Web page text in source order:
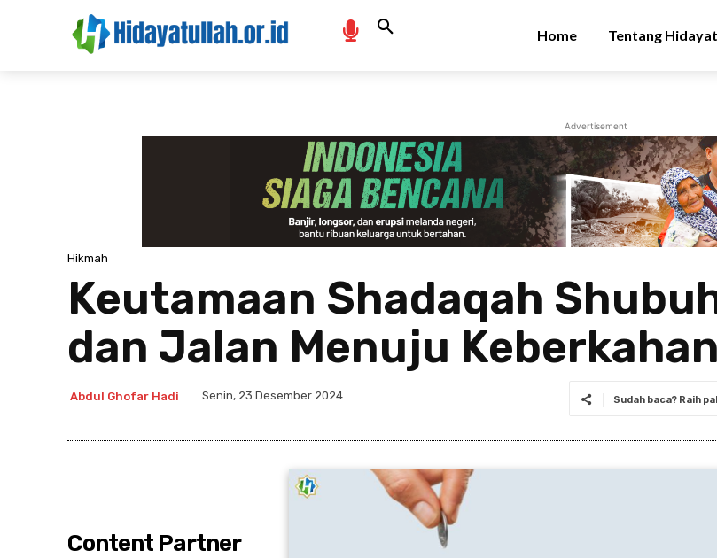
Home Tentang
Advertisement
Hikmah
Keutamaan Shadaqah
dan Jalan Menuju
Abdul Ghofar Hadi Senin, 23 Desember 2024 Sudah baca? Raih
Content Partner